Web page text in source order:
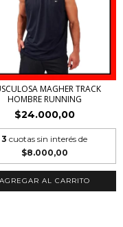
MAGHER TRACK
HOMBRE RUNNING
$24.000,00
3 cuotas sin interés de
$8.000,00
AGREGAR AL CARRITO